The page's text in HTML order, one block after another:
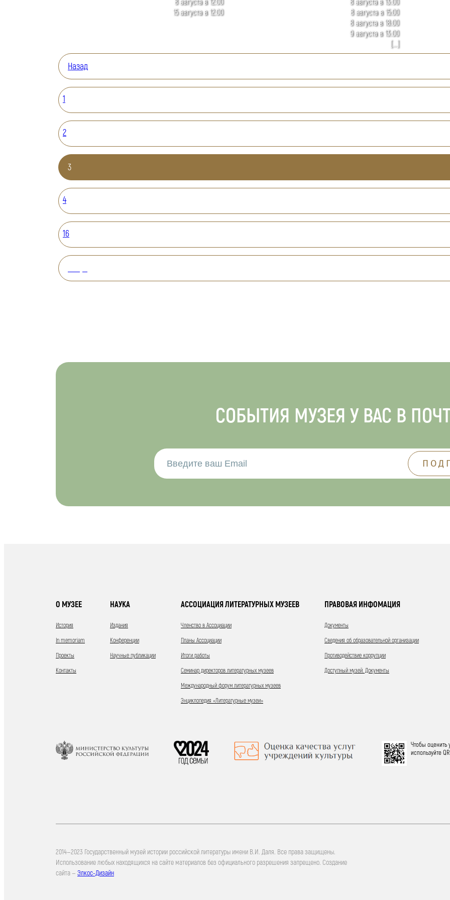
15 августа в 12:00
8 августа в 15:00
8 августа в 18:00
9 августа в 13:00
[...]
Назад
1
2
3
4
16
СОБЫТИЯ МУЗЕЯ У ВАС В
О МУЗЕЕ
История
In memoriam
Проекты
Контакты
НАУКА
Издания
Конференции
Научные публикации
АССОЦИАЦИЯ ЛИТЕРАТУРНЫХ МУЗЕЕВ
Членство в Ассоциации
Планы Ассоциации
Итоги работы
Семинар директоров литературных музеев
Международный форум литературных музеев
Энциклопедия «Литературные музеи»
ПРАВОВАЯ ИНФОМАЦИЯ
Документы
Сведения об образовательной организации
Противодействие коррупции
Доступный музей. Документы
Чтобы оценить
используйте
2014—2023 Государственный музей истории российской литературы имени В.И. Даля. Все права защищены.
Использование любых находящихся на сайте материалов без официального разрешения запрещено. Создание
сайта — Элкос-Дизайн